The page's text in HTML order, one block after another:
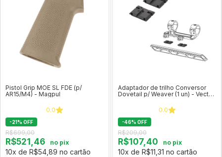
Pistol Grip MOE SL FDE (p/
AR15/M4) - Magpul
0.0
-21% OFF
R$699,00
R$521,46 no pix
10x de R$54,89 no cartão
Adaptador de trilho Conversor
Dovetail p/ Weaver (1 un) - Vector
0.0
-46% OFF
R$209,00
R$107,40 no pix
10x de R$11,31 no cartão